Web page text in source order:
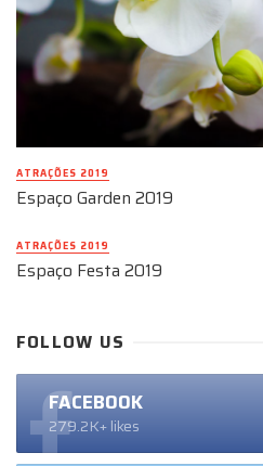
ATRAÇÕES 2019
Espaço Garden 2019
ATRAÇÕES 2019
Espaço Festa 2019
FOLLOW US
FACEBOOK
279.2K+ likes